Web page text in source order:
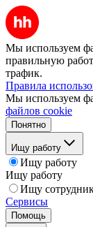
Мы используем
правильную
трафик.
Правила
Мы используем
файлов cookie
Понятно
Ищу работу
Ищу работу
Ищу работу
Ищу
Сервисы
Помощь